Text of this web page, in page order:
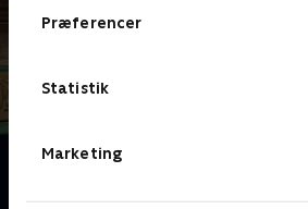
Præferencer
Statistik
Marketing
Om Team Umizoomi